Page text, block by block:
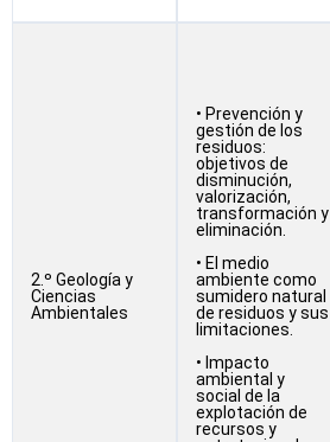
2.º Geología y
Ciencias
Ambientales
• Prevención y
gestión de los
residuos:
objetivos de
disminución,
valorización,
transformación y
eliminación.
• El medio
ambiente como
sumidero natural
de residuos y sus
limitaciones.
• Impacto
ambiental y
social de la
explotación de
recursos y